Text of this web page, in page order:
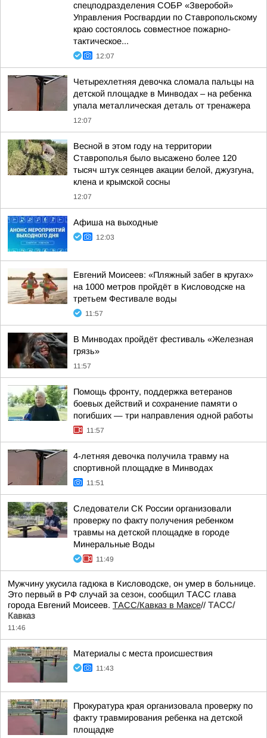
спецподразделения СОБР «Зверобой»
Управления Росгвардии по Ставропольскому
краю состоялось совместное пожарно-
тактическое...
12:07
Четырехлетняя девочка сломала пальцы на
детской площадке в Минводах – на ребенка
упала металлическая деталь от тренажера
12:07
Весной в этом году на территории
Ставрополья было высажено более 120
тысяч штук сеянцев акации белой, джузгуна,
клена и крымской сосны
12:07
Афиша на выходные
12:03
Евгений Моисеев: «Пляжный забег в кругах»
на 1000 метров пройдёт в Кисловодске на
третьем Фестивале воды
11:57
В Минводах пройдёт фестиваль «Железная
грязь»
11:57
Помощь фронту, поддержка ветеранов
боевых действий и сохранение памяти о
погибших — три направления одной работы
11:57
4-летняя девочка получила травму на
спортивной площадке в Минводах
11:51
Следователи СК России организовали
проверку по факту получения ребенком
травмы на детской площадке в городе
Минеральные Воды
11:49
Мужчину укусила гадюка в Кисловодске, он умер в больнице.
Это первый в РФ случай за сезон, сообщил ТАСС глава
города Евгений Моисеев. ТАСС/Кавказ в Максе// ТАСС/
Кавказ
11:46
Материалы с места происшествия
11:43
Прокуратура края организовала проверку по
факту травмирования ребенка на детской
площадке